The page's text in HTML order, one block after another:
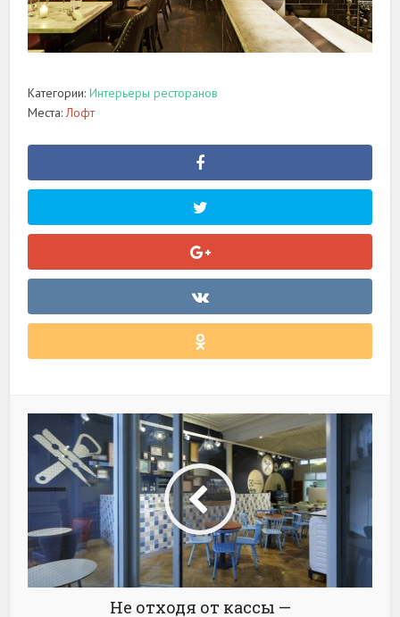
Категории:Интерьеры ресторанов
Места:Лофт
Не отходя от кассы —